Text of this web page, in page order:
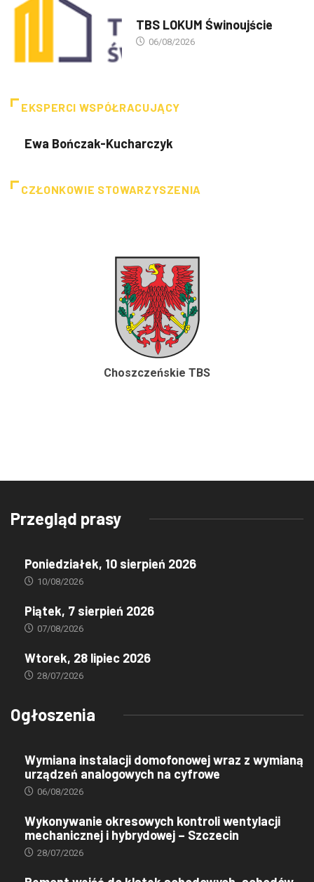
TBS LOKUM Świnoujście
06/08/2026
EKSPERCI WSPÓŁRACUJĄCY
Ewa Bończak-Kucharczyk
CZŁONKOWIE STOWARZYSZENIA
Choszczeńskie TBS
Przegląd prasy
Poniedziałek, 10 sierpień 2026
10/08/2026
Piątek, 7 sierpień 2026
07/08/2026
Wtorek, 28 lipiec 2026
28/07/2026
Ogłoszenia
Wymiana instalacji domofonowej wraz z wymianą
urządzeń analogowych na cyfrowe
06/08/2026
Wykonywanie okresowych kontroli wentylacji
mechanicznej i hybrydowej – Szczecin
28/07/2026